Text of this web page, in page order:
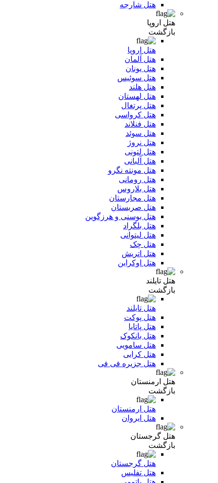
هتل شارجه
هتل اروپا
بازگشت
هتل اروپا
هتل آلمان
هتل یونان
هتل سوئیس
هتل هلند
هتل لهستان
هتل پرتغال
هتل کرواسی
هتل فنلاند
هتل سوئد
هتل نروژ
هتل لتونی
هتل آلبانی
هتل مونته نگرو
هتل رومانی
هتل بلاروس
هتل مجارستان
هتل صربستان
هتل بوسنی و هرزگوین
هتل بلگراد
هتل لیتوانی
هتل چک
هتل اتریش
هتل اوکراین
هتل تایلند
بازگشت
هتل تایلند
هتل پوکت
هتل پاتایا
هتل بانکوک
هتل سامویی
هتل کرابی
هتل جزیره فی فی
هتل ارمنستان
بازگشت
هتل ارمنستان
هتل ایروان
هتل گرجستان
بازگشت
هتل گرجستان
هتل تفلیس